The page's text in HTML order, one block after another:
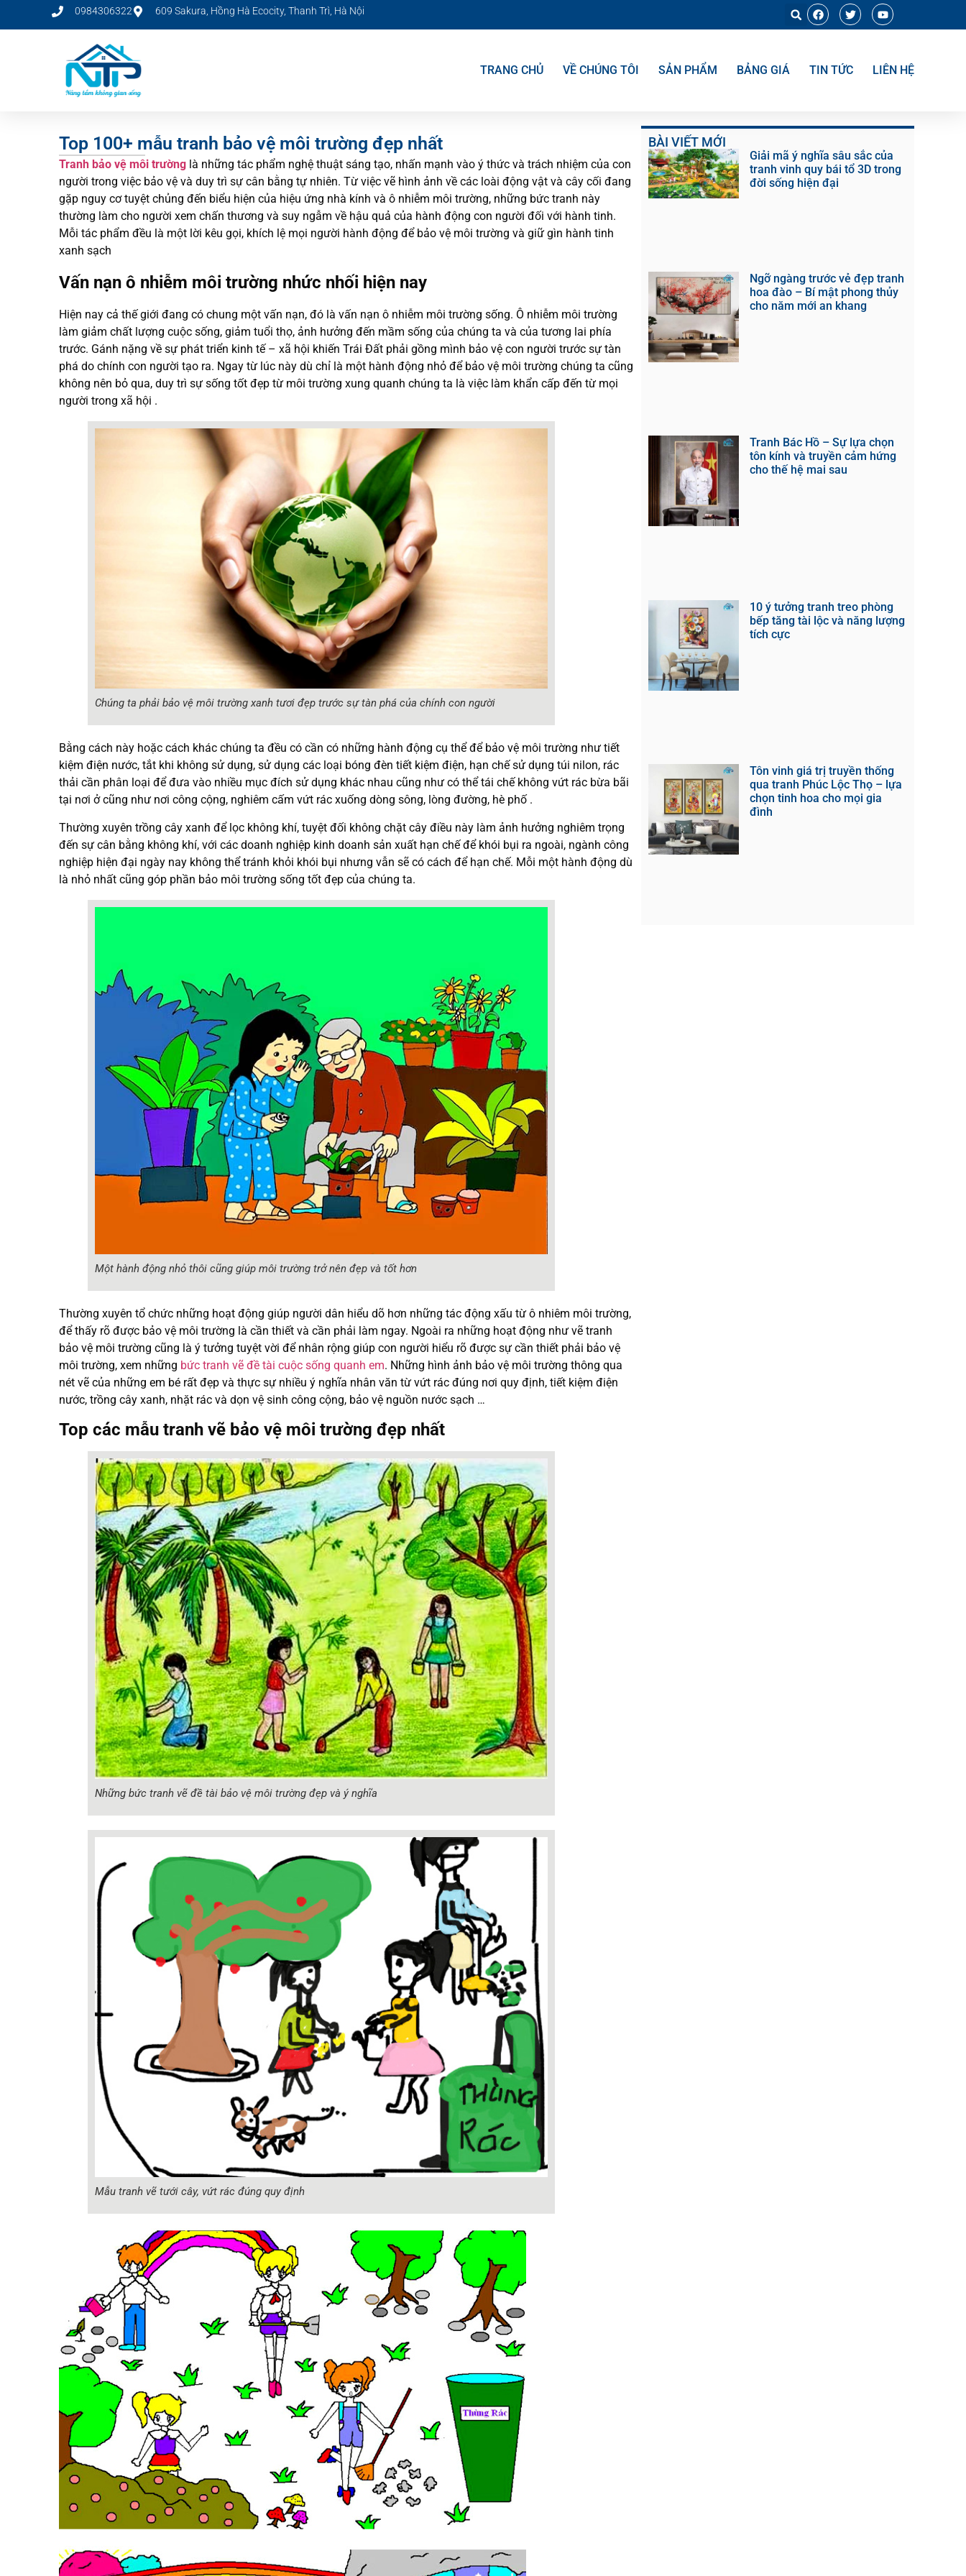
0984306322 609 Sakura, Hồng Hà Ecocity, Thanh Trì, Hà Nội
TRANG CHỦ VỀ CHÚNG TÔI SẢN PHẨM BẢNG GIÁ TIN TỨC LIÊN HỆ
Top 100+ mẫu tranh bảo vệ môi trường đẹp nhất
Tranh bảo vệ môi trường là những tác phẩm nghệ thuật sáng tạo, nhấn mạnh vào ý thức và trách nhiệm của con
người trong việc bảo vệ và duy trì sự cân bằng tự nhiên. Từ việc vẽ hình ảnh về các loài động vật và cây cối đang
gặp nguy cơ tuyệt chủng đến biểu hiện của hiệu ứng nhà kính và ô nhiễm môi trường, những bức tranh này
thường làm cho người xem chấn thương và suy ngẫm về hậu quả của hành động con người đối với hành tinh.
Mỗi tác phẩm đều là một lời kêu gọi, khích lệ mọi người hành động để bảo vệ môi trường và giữ gìn hành tinh
xanh sạch
Vấn nạn ô nhiễm môi trường nhức nhối hiện nay
Hiện nay cả thế giới đang có chung một vấn nạn, đó là vấn nạn ô nhiễm môi trường sống. Ô nhiễm môi trường
làm giảm chất lượng cuộc sống, giảm tuổi thọ, ảnh hưởng đến mầm sống của chúng ta và của tương lai phía
trước. Gánh nặng về sự phát triển kinh tế – xã hội khiến Trái Đất phải gồng mình bảo vệ con người trước sự tàn
phá do chính con người tạo ra. Ngay từ lúc này dù chỉ là một hành động nhỏ để bảo vệ môi trường chúng ta cũng
không nên bỏ qua, duy trì sự sống tốt đẹp từ môi trường xung quanh chúng ta là việc làm khẩn cấp đến từ mọi
người trong xã hội .
Chúng ta phải bảo vệ môi trường xanh tươi đẹp trước sự tàn phá của chính con người
Bằng cách này hoặc cách khác chúng ta đều có cần có những hành động cụ thể để bảo vệ môi trường như tiết
kiệm điện nước, tắt khi không sử dụng, sử dụng các loại bóng đèn tiết kiệm điện, hạn chế sử dụng túi nilon, rác
thải cần phân loại để đưa vào nhiều mục đích sử dụng khác nhau cũng như có thể tái chế không vứt rác bừa bãi
tại nơi ở cũng như nơi công cộng, nghiêm cấm vứt rác xuống dòng sông, lòng đường, hè phố .
Thường xuyên trồng cây xanh để lọc không khí, tuyệt đối không chặt cây điều này làm ảnh hưởng nghiêm trọng
đến sự cân bằng không khí, với các doanh nghiệp kinh doanh sản xuất hạn chế để khói bụi ra ngoài, ngành công
nghiệp hiện đại ngày nay không thể tránh khỏi khói bụi nhưng vẫn sẽ có cách để hạn chế. Mỗi một hành động dù
là nhỏ nhất cũng góp phần bảo môi trường sống tốt đẹp của chúng ta.
Một hành động nhỏ thôi cũng giúp môi trường trở nên đẹp và tốt hơn
Thường xuyên tổ chức những hoạt động giúp người dân hiểu dõ hơn những tác động xấu từ ô nhiêm môi trường,
để thấy rõ được bảo vệ môi trường là cần thiết và cần phải làm ngay. Ngoài ra những hoạt động như vẽ tranh
bảo vệ môi trường cũng là ý tưởng tuyệt vời để nhân rộng giúp con người hiểu rõ được sự cần thiết phải bảo vệ
môi trường, xem những bức tranh vẽ đề tài cuộc sống quanh em. Những hình ảnh bảo vệ môi trường thông qua
nét vẽ của những em bé rất đẹp và thực sự nhiều ý nghĩa nhân văn từ vứt rác đúng nơi quy định, tiết kiệm điện
nước, trồng cây xanh, nhặt rác và dọn vệ sinh công cộng, bảo vệ nguồn nước sạch …
Top các mẫu tranh vẽ bảo vệ môi trường đẹp nhất
Những bức tranh vẽ đề tài bảo vệ môi trường đẹp và ý nghĩa
Mẫu tranh vẽ tưới cây, vứt rác đúng quy định
BÀI VIẾT MỚI
Giải mã ý nghĩa sâu sắc của
tranh vinh quy bái tổ 3D trong
đời sống hiện đại
Ngỡ ngàng trước vẻ đẹp tranh
hoa đào – Bí mật phong thủy
cho năm mới an khang
Tranh Bác Hồ – Sự lựa chọn
tôn kính và truyền cảm hứng
cho thế hệ mai sau
10 ý tưởng tranh treo phòng
bếp tăng tài lộc và năng lượng
tích cực
Tôn vinh giá trị truyền thống
qua tranh Phúc Lộc Thọ – lựa
chọn tinh hoa cho mọi gia
đình